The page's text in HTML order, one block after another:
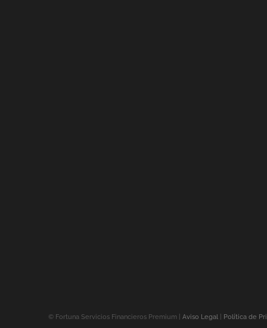
© Fortuna Servicios Financieros Premium |Aviso Legal Política de